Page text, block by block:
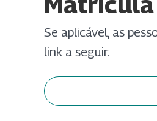
Se aplicável, as
link a seguir.